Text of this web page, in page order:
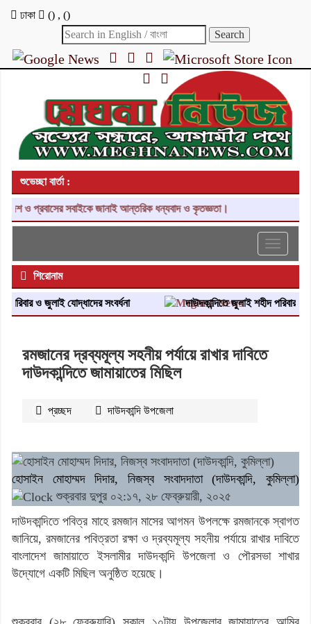
ঢাকা () , ()
শুভেচ্ছা বার্তা :
ও প্রবাসের সবাইকে জানাই আন্তরিক ধন্যবাদ ও কৃতজ্ঞতা।
Toggle
শিরোনাম
ও জুলাই যোদ্ধাদের সংবর্ধনা দাউদকান্দিতে জুলাই শহীদ পরিবার ও
রমজানের দ্রব্যমূল্য সহনীয় পর্যায়ে রাখার দাবিতে
দাউদকান্দিতে জামায়াতের মিছিল
প্রচ্ছদ দাউদকান্দি উপজেলা
হোসাইন মোহাম্মদ দিদার, নিজস্ব সংবাদদাতা (দাউদকান্দি, কুমিল্লা)
শুক্রবার দুপুর ০২:১৭, ২৮ ফেব্রুয়ারী, ২০২৫
দাউদকান্দিতে পবিত্র মাহে রমজান মাসের আগমন উপলক্ষে রমজানকে স্বাগত
জানিয়ে, রমজানের পবিত্রতা রক্ষা ও দ্রব্যমূল্য সহনীয় পর্যায়ে রাখার দাবিতে
বাংলাদেশ জামায়াতে ইসলামীর দাউদকান্দি উপজেলা ও পৌরসভা শাখার
উদ্যোগে একটি মিছিল অনুষ্ঠিত হয়েছে।